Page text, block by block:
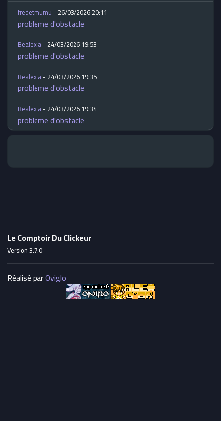
fredetmumu- 26/03/2026 20:11
probleme d'obstacle
Bealexia- 24/03/2026 19:53
probleme d'obstacle
Bealexia- 24/03/2026 19:35
probleme d'obstacle
Bealexia- 24/03/2026 19:34
probleme d'obstacle
Le Comptoir Du Clickeur
Version 3.7.0
Réalisé parOviglo